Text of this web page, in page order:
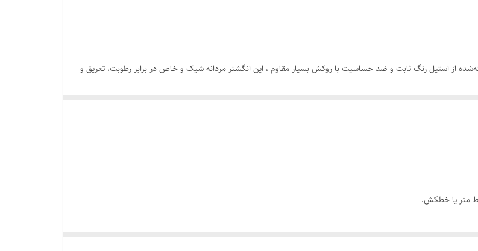
از استیل رنگ ثابت و ضد حساسیت با روکش بسیار مقاوم ، این انگشتر مردانه شیک و خاص در برابر رطوبت، تعریق و
رسمی تبدیل کرده است. این محصول در سایزبندی مختلف ارائه می‌شود تا انتخابی دقیق، راحت و متناسب با دست شما را
خود را کامل کنید. همچنین این انگشتر مردانه استیل می تواند یک هدیه مردانه شیک ماندگار نیز برای عزیزانتان
متر یا خطکش.